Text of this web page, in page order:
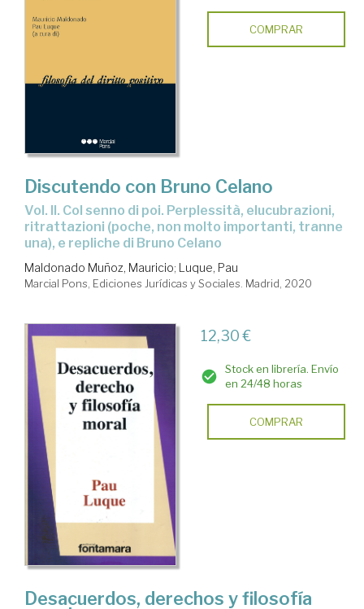
COMPRAR
Discutendo con Bruno Celano
Vol. II. Col senno di poi. Perplessità, elucubrazioni,
ritrattazioni (poche, non molto importanti, tranne
una), e repliche di Bruno Celano
Maldonado Muñoz, Mauricio; Luque, Pau
Marcial Pons, Ediciones Jurídicas y Sociales. Madrid, 2020
12,30 €
Stock en librería. Envío
en 24/48 horas
COMPRAR
Desacuerdos, derechos y filosofía